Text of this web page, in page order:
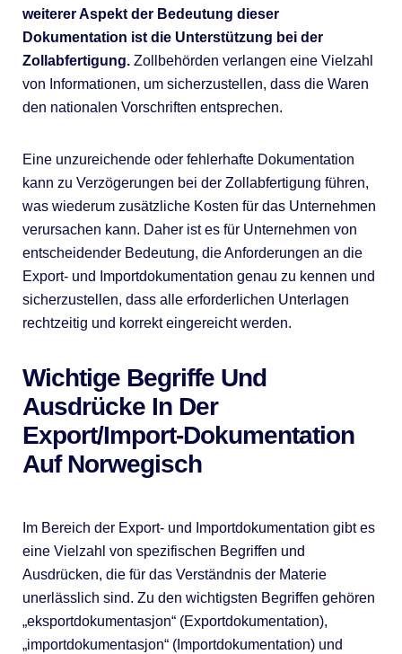
weiterer Aspekt der Bedeutung dieser
Dokumentation ist die Unterstützung bei der
Zollabfertigung.Zollbehörden verlangen eine Vielzahl
von Informationen, um sicherzustellen, dass die Waren
den nationalen Vorschriften entsprechen.
Eine unzureichende oder fehlerhafte Dokumentation
kann zu Verzögerungen bei der Zollabfertigung führen,
was wiederum zusätzliche Kosten für das Unternehmen
verursachen kann. Daher ist es für Unternehmen von
entscheidender Bedeutung, die Anforderungen an die
Export- und Importdokumentation genau zu kennen und
sicherzustellen, dass alle erforderlichen Unterlagen
rechtzeitig und korrekt eingereicht werden.
Wichtige Begriffe Und
Ausdrücke In Der
Export/Import-Dokumentation
Auf Norwegisch
Im Bereich der Export- und Importdokumentation gibt es
eine Vielzahl von spezifischen Begriffen und
Ausdrücken, die für das Verständnis der Materie
unerlässlich sind. Zu den wichtigsten Begriffen gehören
„eksportdokumentasjon“ (Exportdokumentation),
„importdokumentasjon“ (Importdokumentation) und